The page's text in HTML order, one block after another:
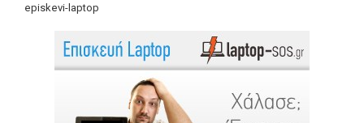
episkevi-laptop